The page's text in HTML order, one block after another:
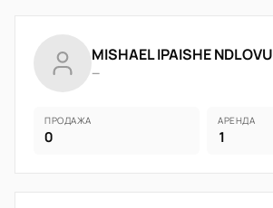
MISHAEL IPAISHE NDLOVU
—
ПРОДАЖА
0
АРЕНДА
1